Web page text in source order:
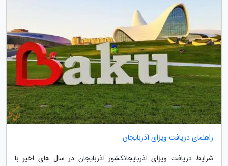
راهنمای دریافت ویزای آذربایجان
شرایط دریافت ویزای آذربایجانکشور آذربایجان در سال های اخیر با